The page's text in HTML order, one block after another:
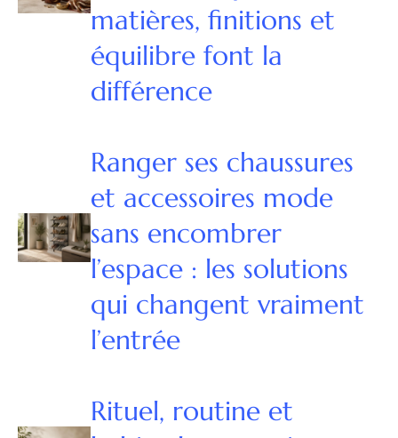
matières, finitions et
équilibre font la
différence
Ranger ses chaussures
et accessoires mode
sans encombrer
l’espace : les solutions
qui changent vraiment
l’entrée
Rituel, routine et